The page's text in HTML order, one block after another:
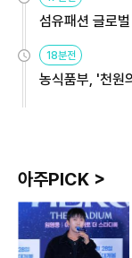
섬유패션 글로
원
18분전
농식품부, '천원
아주PICK >